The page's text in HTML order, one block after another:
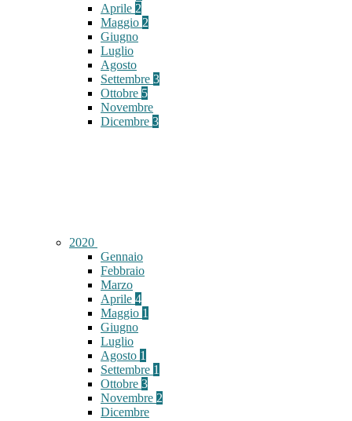
Aprile 2
Maggio 2
Giugno
Luglio
Agosto
Settembre 3
Ottobre 5
Novembre
Dicembre 3
2020
Gennaio
Febbraio
Marzo
Aprile 4
Maggio 1
Giugno
Luglio
Agosto 1
Settembre 1
Ottobre 3
Novembre 2
Dicembre